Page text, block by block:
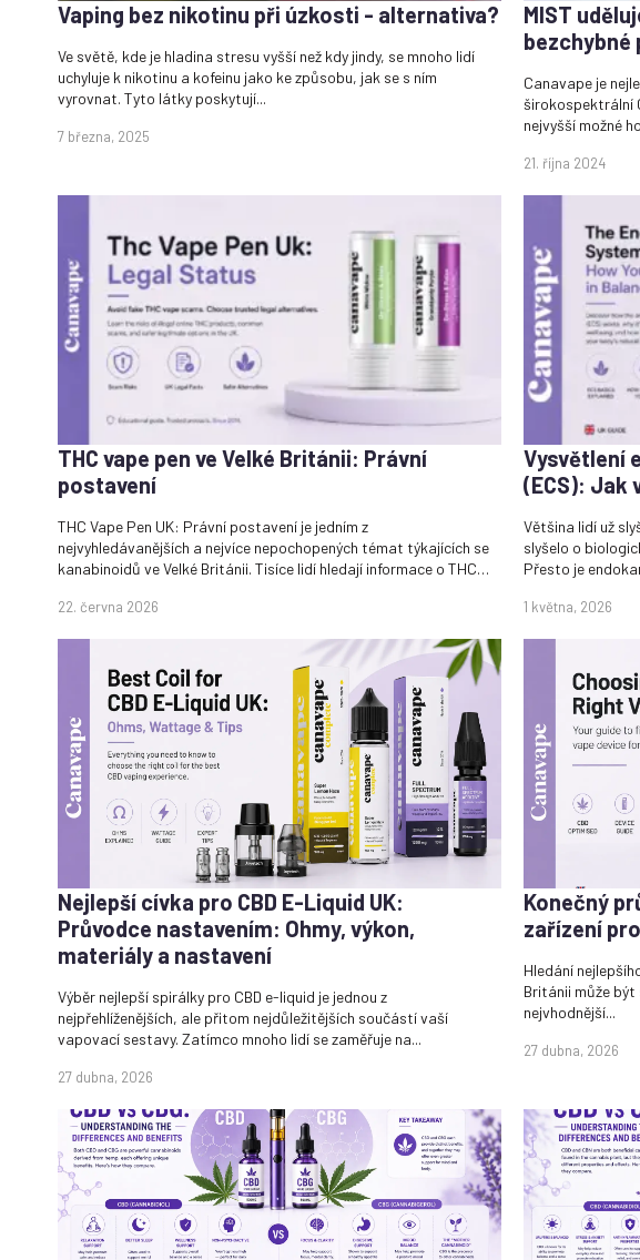
Vaping bez nikotinu při úzkosti - alternativa?
7 března, 2025
Ve světě, kde je hladina stresu vyšší než kdy jindy, se mnoho lidí
uchyluje k nikotinu a kofeinu jako ke způsobu, jak se s ním
vyrovnat. Tyto látky poskytují...
MIST
bezchybné
21. října 2024
Canavape je
širokospektrální
nejvyšší možné
THC vape pen ve Velké Británii: Právní
postavení
22. června 2026
THC Vape Pen UK: Právní postavení je jedním z
nejvyhledávanějších a nejvíce nepochopených témat týkajících se
kanabinoidů ve Velké Británii. Tisíce lidí hledají informace o THC…
Vysvětlení
(ECS): Jak
1 května, 2026
Většina lidí už
slyšelo o
Přesto je
Nejlepší cívka pro CBD E-Liquid UK:
Průvodce nastavením: Ohmy, výkon,
materiály a nastavení
27 dubna, 2026
Výběr nejlepší spirálky pro CBD e-liquid je jednou z
nejpřehlíženějších, ale přitom nejdůležitějších součástí vaší
vapovací sestavy. Zatímco mnoho lidí se zaměřuje na...
Konečný
zařízení
27 dubna, 2026
Hledání
Británii může
nejvhodnější...